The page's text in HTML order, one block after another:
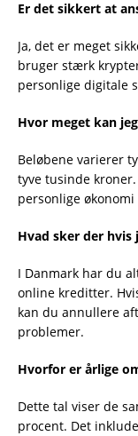
Er det sikkert at
Ja, det er meget
bruger stærk
personlige digitale
Hvor meget kan
Beløbene varierer
tyve tusinde
personlige
Hvad sker der
I Danmark har du
online kreditter.
kan du annullere
problemer.
Hvorfor er årlige
Dette tal viser de
procent. Det